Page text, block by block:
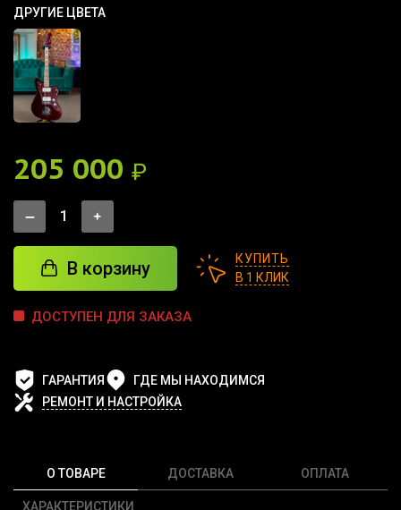
ДРУГИЕ ЦВЕТА
205 000 ₽
В корзину
КУПИТЬ
В 1 КЛИК
ДОСТУПЕН ДЛЯ ЗАКАЗА
ГАРАНТИЯ
ГДЕ МЫ НАХОДИМСЯ
РЕМОНТ И НАСТРОЙКА
О ТОВАРЕ
ХАРАКТЕРИСТИКИ
ДОСТАВКА ОПЛАТА